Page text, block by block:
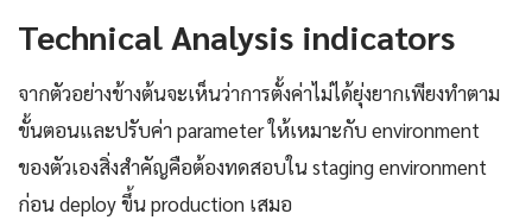
Technical Analysis indicators
จากตัวอย่างข้างต้นจะเห็นว่าการตั้งค่าไม่ได้ยุ่งยากเพียงทำตาม
ขั้นตอนและปรับค่า parameter ให้เหมาะกับ environment
ของตัวเองสิ่งสำคัญคือต้องทดสอบใน staging environment
ก่อน deploy ขึ้น production เสมอ